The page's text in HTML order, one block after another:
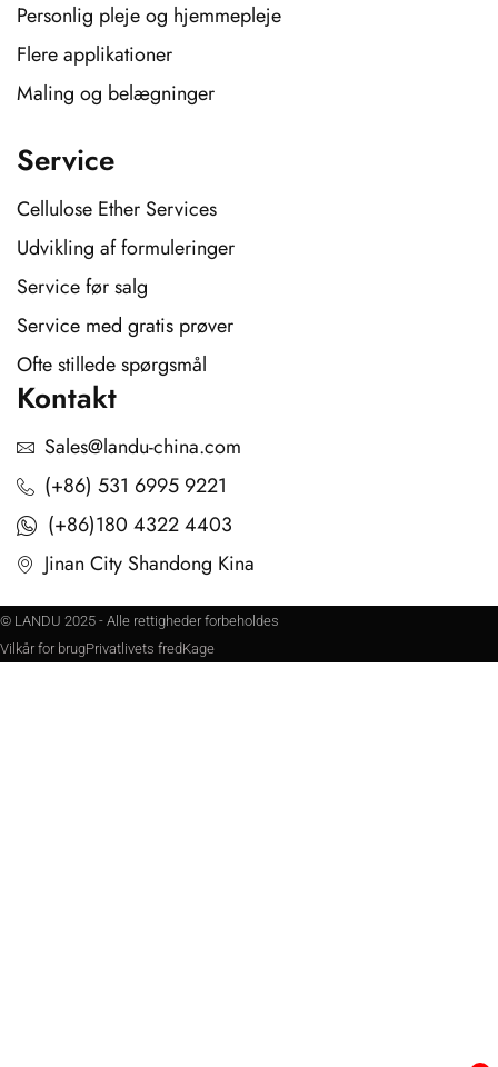
Personlig pleje og hjemmepleje
Flere applikationer
Maling og belægninger
Service
Cellulose Ether Services
Udvikling af formuleringer
Service før salg
Service med gratis prøver
Ofte stillede spørgsmål
Kontakt
Sales@landu-china.com
(+86) 531 6995 9221
(+86)180 4322 4403
Jinan City Shandong Kina
© LANDU 2025 - Alle rettigheder forbeholdes
Vilkår for brugPrivatlivets fredKage